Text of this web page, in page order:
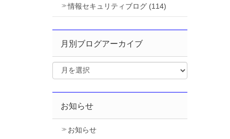
情報セキュリティブログ (114)
月別ブログアーカイブ
お知らせ
お知らせ